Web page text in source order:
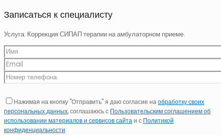
Записаться к специалисту
Услуга: Коррекция СИПАП терапии на амбулаторном приеме.
Нажимая на кнопку "Отправить" я даю согласие наобработку своих
персональных данных, соглашаюсь с Пользовательским соглашением об
использовании материалов и сервисов сайтаи с Политикой
конфиденциальности.